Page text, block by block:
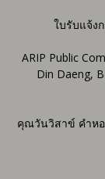
ใบรับแจ้ง
ARIP Public
Din Daeng,
คุณวันวิสาข์ คำห